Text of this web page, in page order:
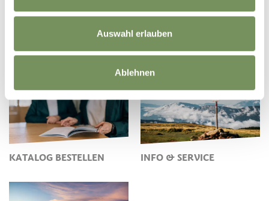
Auswahl erlauben
Ablehnen
KATALOG BESTELLEN INFO & SERVICE